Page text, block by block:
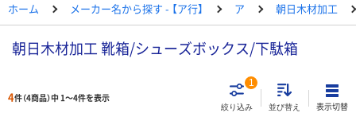
ホーム メーカー名から探す - 【ア行】 ア 朝日木材加工
朝日木材加工 靴箱/シューズボックス/下駄箱
4件（4商品）中 1～4件を表示
絞り込み
1
並び替え 表示切替